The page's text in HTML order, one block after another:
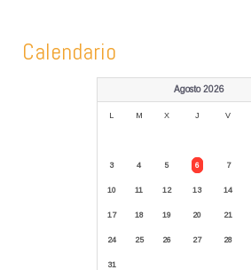
Calendario
Agosto 2026
L M X J V
3 4 5 6 7
10 11 12 13 14
17 18 19 20 21
24 25 26 27 28
31